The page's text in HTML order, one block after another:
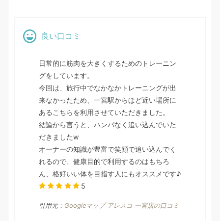
良い口コミ
日常的に筋肉を大きくするためのトレーニン
グをしています。
今回は、旅行中でなかなかトレーニングが出
来なかったため、一宮駅からほど近い場所に
あるこちらを利用させていただきました。
結論から言うと、ハンパなく追い込んでいた
だきましたw
オーナーの知識が豊富で笑顔で追い込んでく
れるので、健康目的で利用するのはもちろ
ん、格好いい体を目指す人にもオススメです♪
5
引用元： Googleマップ アレスコ 一宮店の口コミ